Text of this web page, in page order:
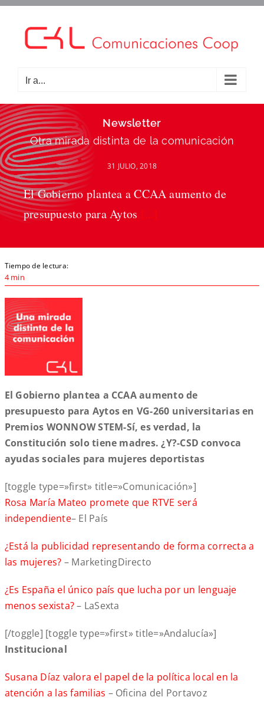
contenido
Ir a...
Newsletter
Otra mirada distinta de la comunicación
31 JULIO, 2018
El Gobierno plantea a CCAA aumento de
presupuesto para Aytos [...]
Tiempo de lectura:
4 min
El Gobierno plantea a CCAA aumento de
presupuesto para Aytos en VG-260 universitarias en
Premios WONNOW STEM-Sí, es verdad, la
Constitución solo tiene madres. ¿Y?-CSD convoca
ayudas sociales para mujeres deportistas
[toggle type=»first» title=»Comunicación»]
Rosa María Mateo promete que RTVE será
independiente– El País
¿Está la publicidad representando de forma correcta a
las mujeres? – MarketingDirecto
¿Es España el único país que lucha por un lenguaje
menos sexista?– LaSexta
[/toggle] [toggle type=»first» title=»Andalucía»]
Institucional
Susana Díaz valora el papel de la política local en la
atención a las familias – Oficina del Portavoz